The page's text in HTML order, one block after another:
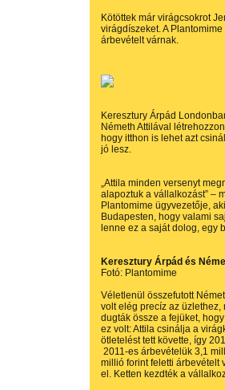
Kötöttek már virágcsokrot
virágdíszeket. A
árbevételt várnak.
Keresztury Árpád
Németh Attilával
hogy itthon is lehet azt
jó lesz.
„Attila minden versenyt
alapoztuk a vállalkozást” –
Plantomime ügyvezetője,
Budapesten, hogy valami
lenne ez a saját dolog, egy
Keresztury Árpád és
Fotó: Plantomime
Véletlenül összefutott
volt elég precíz az
dugták össze a fejüket,
ez volt: Attila csinálja a
ötletelést tett követte, így
2011-es árbevételük 3,1
millió forint feletti árbevételt
el. Ketten kezdték a